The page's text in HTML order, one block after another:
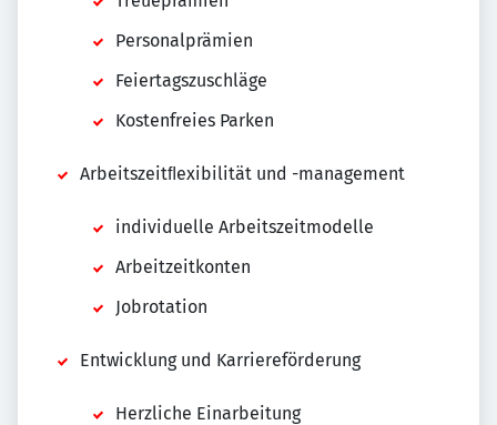
Personalprämien
Feiertagszuschläge
Kostenfreies Parken
Arbeitszeitﬂexibilität und -management
individuelle Arbeitszeitmodelle
Arbeitzeitkonten
Jobrotation
Entwicklung und Karriereförderung
Herzliche Einarbeitung